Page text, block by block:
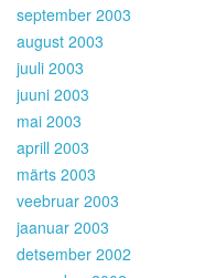
september 2003
august 2003
juuli 2003
juuni 2003
mai 2003
aprill 2003
märts 2003
veebruar 2003
jaanuar 2003
detsember 2002